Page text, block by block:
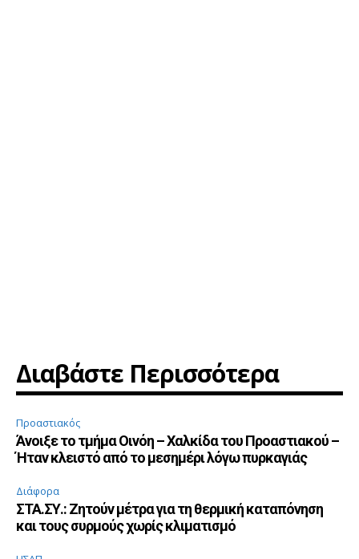
Διαβάστε Περισσότερα
Προαστιακός
Άνοιξε το τμήμα Οινόη – Χαλκίδα του Προαστιακού –
Ήταν κλειστό από το μεσημέρι λόγω πυρκαγιάς
Διάφορα
ΣΤΑ.ΣΥ.: Ζητούν μέτρα για τη θερμική καταπόνηση
και τους συρμούς χωρίς κλιματισμό